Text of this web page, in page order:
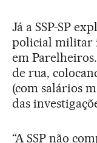
Já a SSP-SP
policial militar
em
de rua,
(com salários
das
“A SSP não